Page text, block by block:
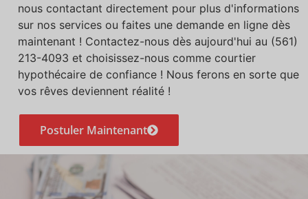
nous contactant directement pour plus d'informations
sur nos services ou faites une demande en ligne dès
maintenant ! Contactez-nous dès aujourd'hui au (561)
213-4093 et choisissez-nous comme courtier
hypothécaire de confiance ! Nous ferons en sorte que
vos rêves deviennent réalité !
Postuler Maintenant